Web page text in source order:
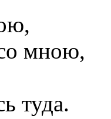
мною,
туда.